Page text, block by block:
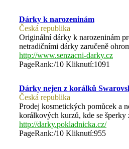
Dárky k narozeninám
Česká republika
Originální dárky k narozeninám
netradičními dárky zaručeně
http://www.senzacni-darky.cz
PageRank:/10 Kliknutí:1091
Dárky nejen z korálků
Česká republika
Prodej kosmetických pomůcek a
korálkových kurzů, kde se šperky
http://darky.pokladnicka.cz/
PageRank:/10 Kliknutí:955